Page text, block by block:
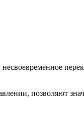
позволяют